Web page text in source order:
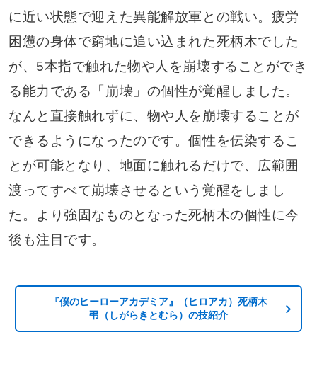
に近い状態で迎えた異能解放軍との戦い。疲労
困憊の身体で窮地に追い込まれた死柄木でした
が、5本指で触れた物や人を崩壊することができ
る能力である「崩壊」の個性が覚醒しました。
なんと直接触れずに、物や人を崩壊することが
できるようになったのです。個性を伝染するこ
とが可能となり、地面に触れるだけで、広範囲
渡ってすべて崩壊させるという覚醒をしまし
た。より強固なものとなった死柄木の個性に今
後も注目です。
『僕のヒーローアカデミア』（ヒロアカ）死柄木
弔（しがらきとむら）の技紹介